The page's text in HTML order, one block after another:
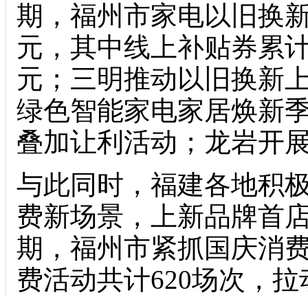
期，福州市家电以旧换
元，其中线上补贴券累
元；三明推动以旧换新
绿色智能家电家居焕新
叠加让利活动；龙岩开
与此同时，福建各地积
费新场景，上新品牌首
期，福州市紧抓国庆消
费活动共计620场次，